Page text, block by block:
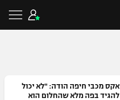
אקס מכבי חיפה הודה: "לא יכול
להגיד בפה מלא שהחלום הוא